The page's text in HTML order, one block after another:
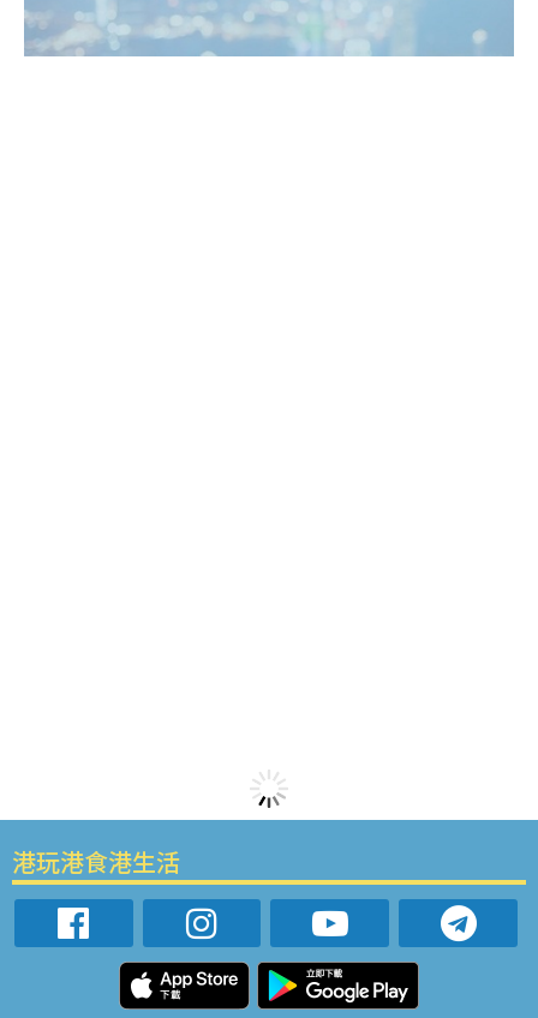
港玩港食港生活